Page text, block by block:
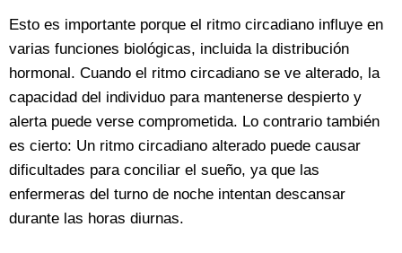
Esto es importante porque el ritmo circadiano influye en
varias funciones biológicas, incluida la distribución
hormonal. Cuando el ritmo circadiano se ve alterado, la
capacidad del individuo para mantenerse despierto y
alerta puede verse comprometida. Lo contrario también
es cierto: Un ritmo circadiano alterado puede causar
dificultades para conciliar el sueño, ya que las
enfermeras del turno de noche intentan descansar
durante las horas diurnas.